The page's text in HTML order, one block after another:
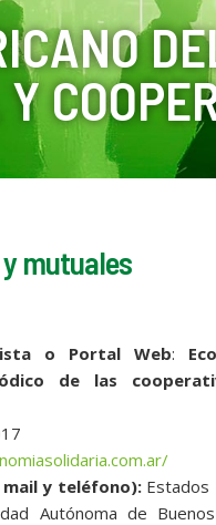
mutuales
o Portal Web:
de las
y teléfono): Estados
Autónoma de